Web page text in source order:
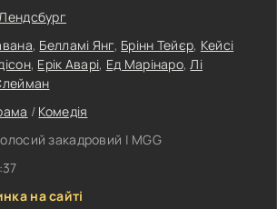
, Белламі Янг, Брінн Тейєр, Кейсі
, Ерік Аварі, Ед Марінаро,Лі
/ Комедія
закадровий | MGG
на сайті